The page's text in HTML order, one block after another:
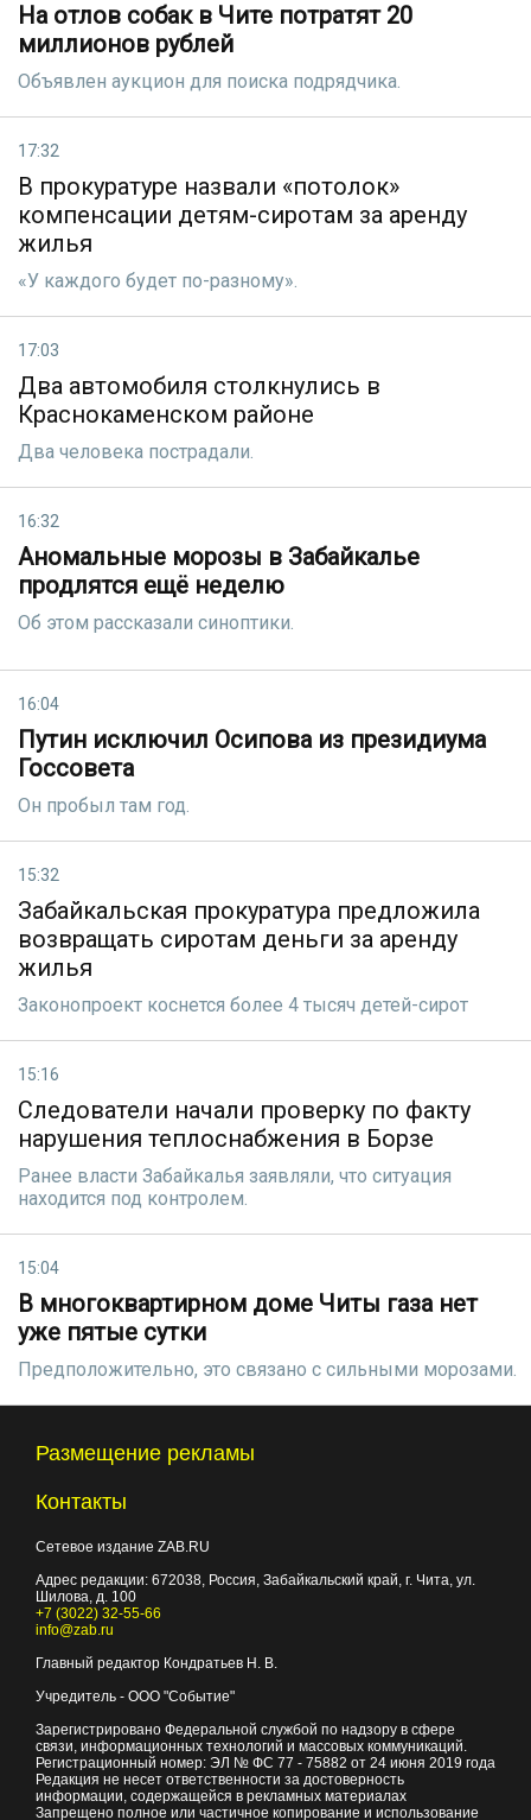
На отлов собак в Чите потратят 20
миллионов рублей
Объявлен аукцион для поиска подрядчика.
17:32
В прокуратуре назвали «потолок»
компенсации детям-сиротам за аренду
жилья
«У каждого будет по-разному».
17:03
Два автомобиля столкнулись в
Краснокаменском районе
Два человека пострадали.
16:32
Аномальные морозы в Забайкалье
продлятся ещё неделю
Об этом рассказали синоптики.
16:04
Путин исключил Осипова из президиума
Госсовета
Он пробыл там год.
15:32
Забайкальская прокуратура предложила
возвращать сиротам деньги за аренду
жилья
Законопроект коснется более 4 тысяч детей-сирот
15:16
Следователи начали проверку по факту
нарушения теплоснабжения в Борзе
Ранее власти Забайкалья заявляли, что ситуация
находится под контролем.
15:04
В многоквартирном доме Читы газа нет
уже пятые сутки
Предположительно, это связано с сильными морозами.
Размещение рекламы
Контакты
Сетевое издание ZAB.RU
Адрес редакции: 672038, Россия, Забайкальский край, г. Чита, ул.
Шилова, д. 100
+7 (3022) 32-55-66
info@zab.ru
Главный редактор Кондратьев Н. В.
Учредитель - ООО "Событие"
Зарегистрировано Федеральной службой по надзору в сфере
связи, информационных технологий и массовых коммуникаций.
Регистрационный номер: ЭЛ № ФС 77 - 75882 от 24 июня 2019 года
Редакция не несет ответственности за достоверность
информации, содержащейся в рекламных материалах
Запрещено полное или частичное копирование и использование